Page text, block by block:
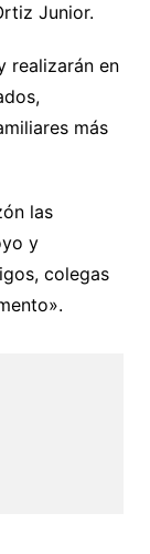
Junior.
realizarán en
más
las
y
colegas